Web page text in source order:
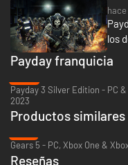
los
Payday franquicia
2023
Productos similares
Reseñas